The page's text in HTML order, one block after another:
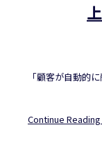
「顧客が自動的
Continue